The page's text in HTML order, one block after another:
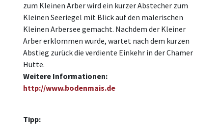
zum Kleinen Arber wird ein kurzer Abstecher zum
Kleinen Seeriegel mit Blick auf den malerischen
Kleinen Arbersee gemacht. Nachdem der Kleiner
Arber erklommen wurde, wartet nach dem kurzen
Abstieg zurück die verdiente Einkehr in der Chamer
Hütte.
Weitere Informationen:
http://www.bodenmais.de
Tipp: